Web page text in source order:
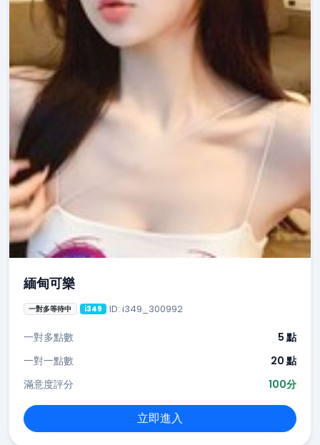
緬甸可樂
一對多等待中 i349 ID: i349_300992
一對多點數
5 點
一對一點數
20 點
滿意度評分
100分
立即進入